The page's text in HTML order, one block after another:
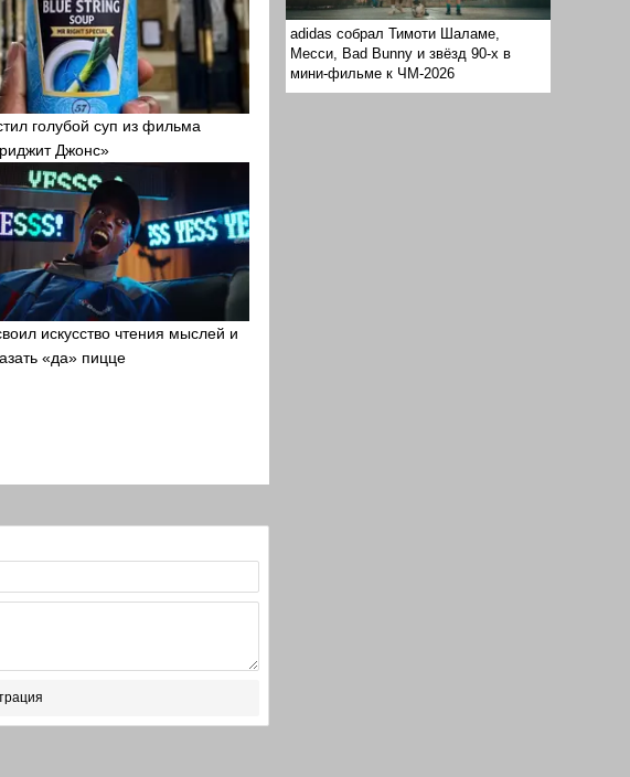
adidas собрал Тимоти Шаламе,
Месси, Bad Bunny и звёзд 90-х в
мини-фильме к ЧМ-2026
голубой суп из фильма
Джонс»
искусство чтения мыслей и
«да» пицце